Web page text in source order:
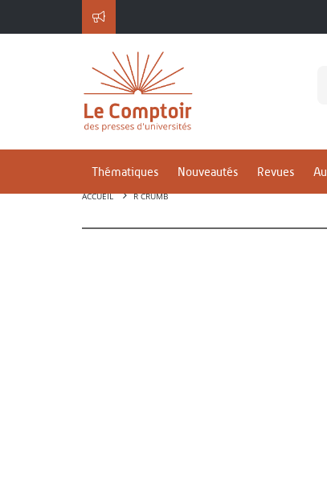
Thématiques Nouveautés Revues
ACCUEIL R CRUMB